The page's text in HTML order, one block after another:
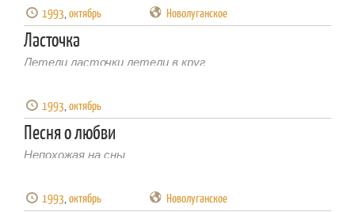
1993,октябрь Новолуганское
Ласточка
Летели ласточки летели в круг
1993,октябрь
Песня о любви
Непохожая на сны
1993,октябрь Новолуганское